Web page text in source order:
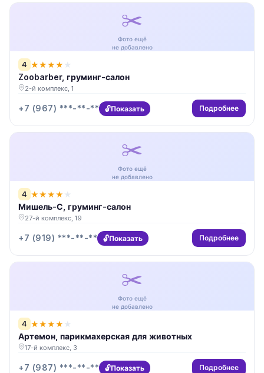
✂️
Фото ещё
не добавлено
4 ★★★★ ★
Zoobarber, груминг-салон
2-й комплекс, 1
+7 (967) ***-**-** Показать Подробнее
✂️
Фото ещё
не добавлено
4 ★★★★ ★
Мишель-С, груминг-салон
27-й комплекс, 19
+7 (919) ***-**-** Показать Подробнее
✂️
Фото ещё
не добавлено
4 ★★★★ ★
Артемон, парикмахерская для животных
17-й комплекс, 3
+7 (987) ***-**-** Показать Подробнее